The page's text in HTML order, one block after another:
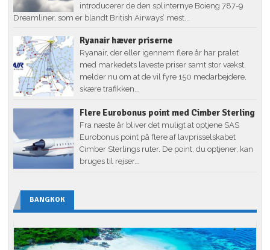
introducerer de den splinternye Boieng 787-9
Dreamliner, som er blandt British Airways’ mest...
Ryanair hæver priserne
Ryanair, der eller igennem flere år har pralet
med markedets laveste priser samt stor vækst,
melder nu om at de vil fyre 150 medarbejdere,
skære trafikken...
Flere Eurobonus point med Cimber Sterling
Fra næste år bliver det muligt at optjene SAS
Eurobonus point på flere af lavprisselskabet
Cimber Sterlings ruter. De point, du optjener, kan
bruges til rejser...
BANGKOK